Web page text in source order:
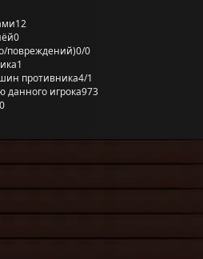
12
0
повреждений)0/0
1
противника4/1
игрока973